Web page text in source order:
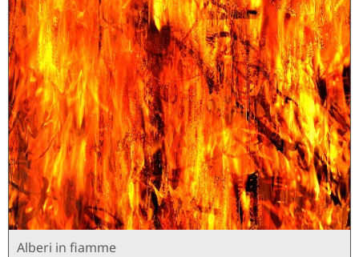
Alberi in fiamme